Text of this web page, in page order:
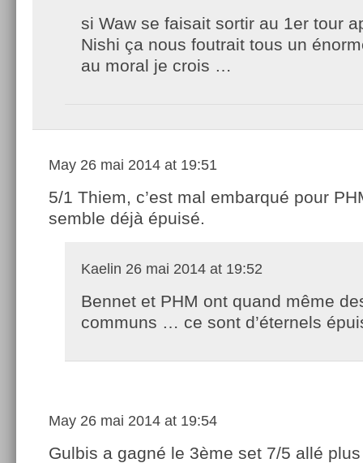
si Waw se faisait sortir au 1er tour
Nishi ça nous foutrait tous un
au moral je crois …
May 26 mai 2014 at 19:51
5/1 Thiem, c’est mal embarqué pour
semble déjà épuisé.
Kaelin 26 mai 2014 at 19:52
Bennet et PHM ont quand même
communs … ce sont d’éternels
May 26 mai 2014 at 19:54
Gulbis a gagné le 3ème set 7/5 allé plus